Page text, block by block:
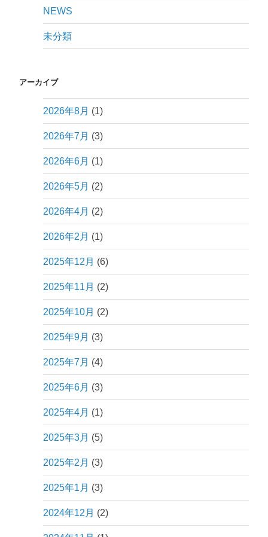
NEWS
未分類
アーカイブ
2026年8月 (1)
2026年7月 (3)
2026年6月 (1)
2026年5月 (2)
2026年4月 (2)
2026年2月 (1)
2025年12月 (6)
2025年11月 (2)
2025年10月 (2)
2025年9月 (3)
2025年7月 (4)
2025年6月 (3)
2025年4月 (1)
2025年3月 (5)
2025年2月 (3)
2025年1月 (3)
2024年12月 (2)